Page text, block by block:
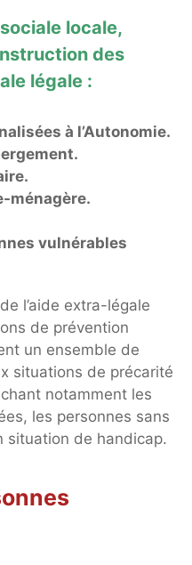
locale,
des
légale :
à l’Autonomie.
ménagère.
vulnérables
l’aide extra-légale
de prévention
un ensemble de
situations de précarité
notamment les
les personnes sans
situation de handicap.